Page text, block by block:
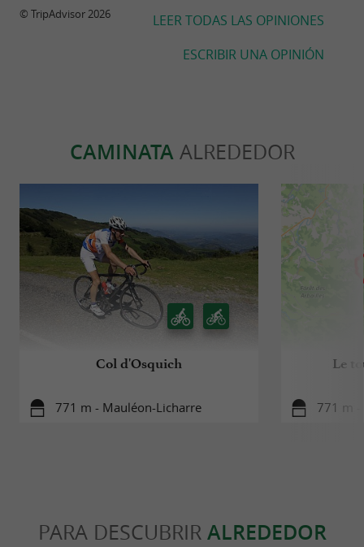
LEER TODAS LAS OPINIONES
ESCRIBIR UNA OPINIÓN
© TripAdvisor 2026
CAMINATAALREDEDOR
Col d'Osquich
771 m - Mauléon-Licharre
Le
771 m
PARA DESCUBRIR ALREDEDOR